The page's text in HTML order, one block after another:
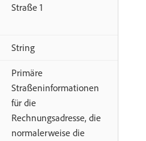
Straße 1
String
Primäre
Straßeninformationen
für die
Rechnungsadresse, die
normalerweise die